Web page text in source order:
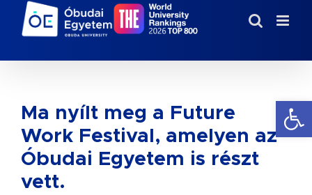
Ma nyílt meg a Future
Work Festival, amelyen az
Óbudai Egyetem is részt
vett.